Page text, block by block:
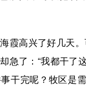
高兴了好几天。
急了：“我都干了
干完呢？牧区是